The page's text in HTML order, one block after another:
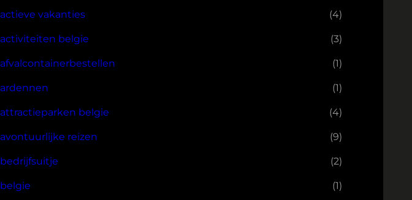
actieve vakanties (4)
activiteiten belgie (3)
afvalcontainerbestellen (1)
ardennen (1)
attractieparken belgie (4)
avontuurlijke reizen (9)
bedrijfsuitje (2)
belgie (1)